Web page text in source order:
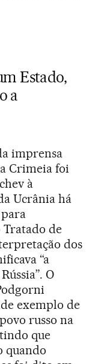
Estado,
a
imprensa
Crimeia foi
à
Ucrânia há
de
dos
“a
O
exemplo de
russo na
que
quando